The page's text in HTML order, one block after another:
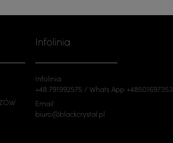
Infolinia
Infolinia:
+48 791992575 / Whats App +48501697353
Email:
biuro@blackcrystal.pl